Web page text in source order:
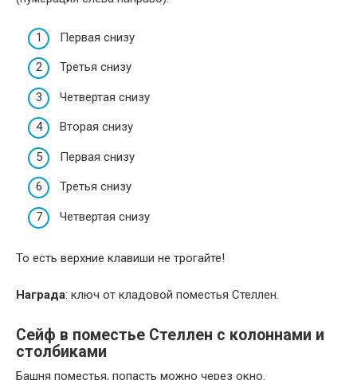
Первая снизу
Третья снизу
Четвертая снизу
Вторая снизу
Первая снизу
Третья снизу
Четвертая снизу
То есть верхние клавиши не трогайте!
Награда: ключ от кладовой поместья Стеллен.
Сейф в поместье Стеллен с колоннами и
столбиками
Башня поместья, попасть можно через окно.